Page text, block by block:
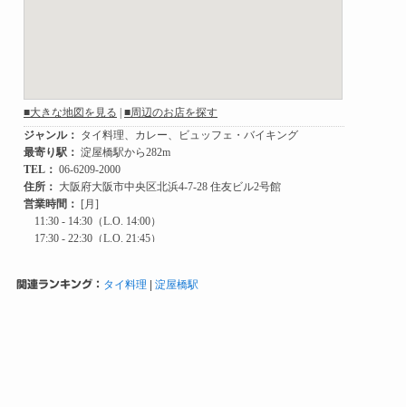
関連ランキング： タイ料理 | 淀屋橋駅